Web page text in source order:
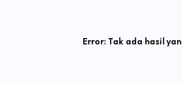
Error:Tak ada hasil